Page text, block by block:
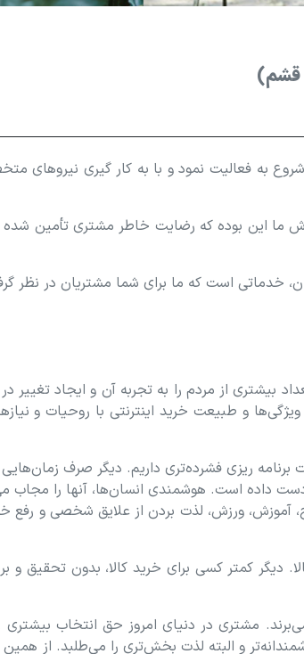
قشم)
محصولات برند پلیس در قشم شروع به فعالیت نمود و با به کار گیری
ما این بوده که رضایت خاطر مشتری تأمین شده
خدماتی است که ما برای شما مشتریان در نظر
بیشتری از مردم را به تجربه آن و ایجاد تغییر
و طبیعت خرید اینترنتی با روحیات و
برنامه ریزی فشرده‏‌تری داریم. دیگر صرف
داده است. هوشمندی انسان‌ها، آنها را مجاب
آموزش، ورزش، لذت بردن از علایق شخصی و رفع
دیگر کمتر کسی برای خرید کالا، بدون تحقیق و
مشتری در دنیای امروز حق انتخاب
و البته لذت‏‏ بخش‏‌تری را می‏‌طلبد. از